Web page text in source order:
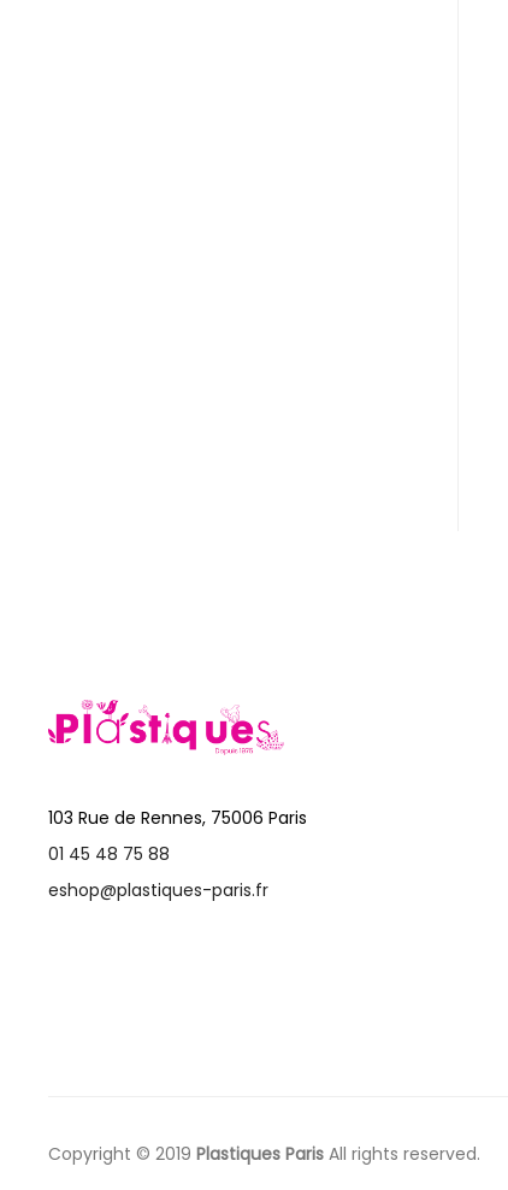
103 Rue de Rennes, 75006 Paris
01 45 48 75 88
eshop@plastiques-paris.fr
Copyright © 2019 Plastiques Paris All rights reserved.